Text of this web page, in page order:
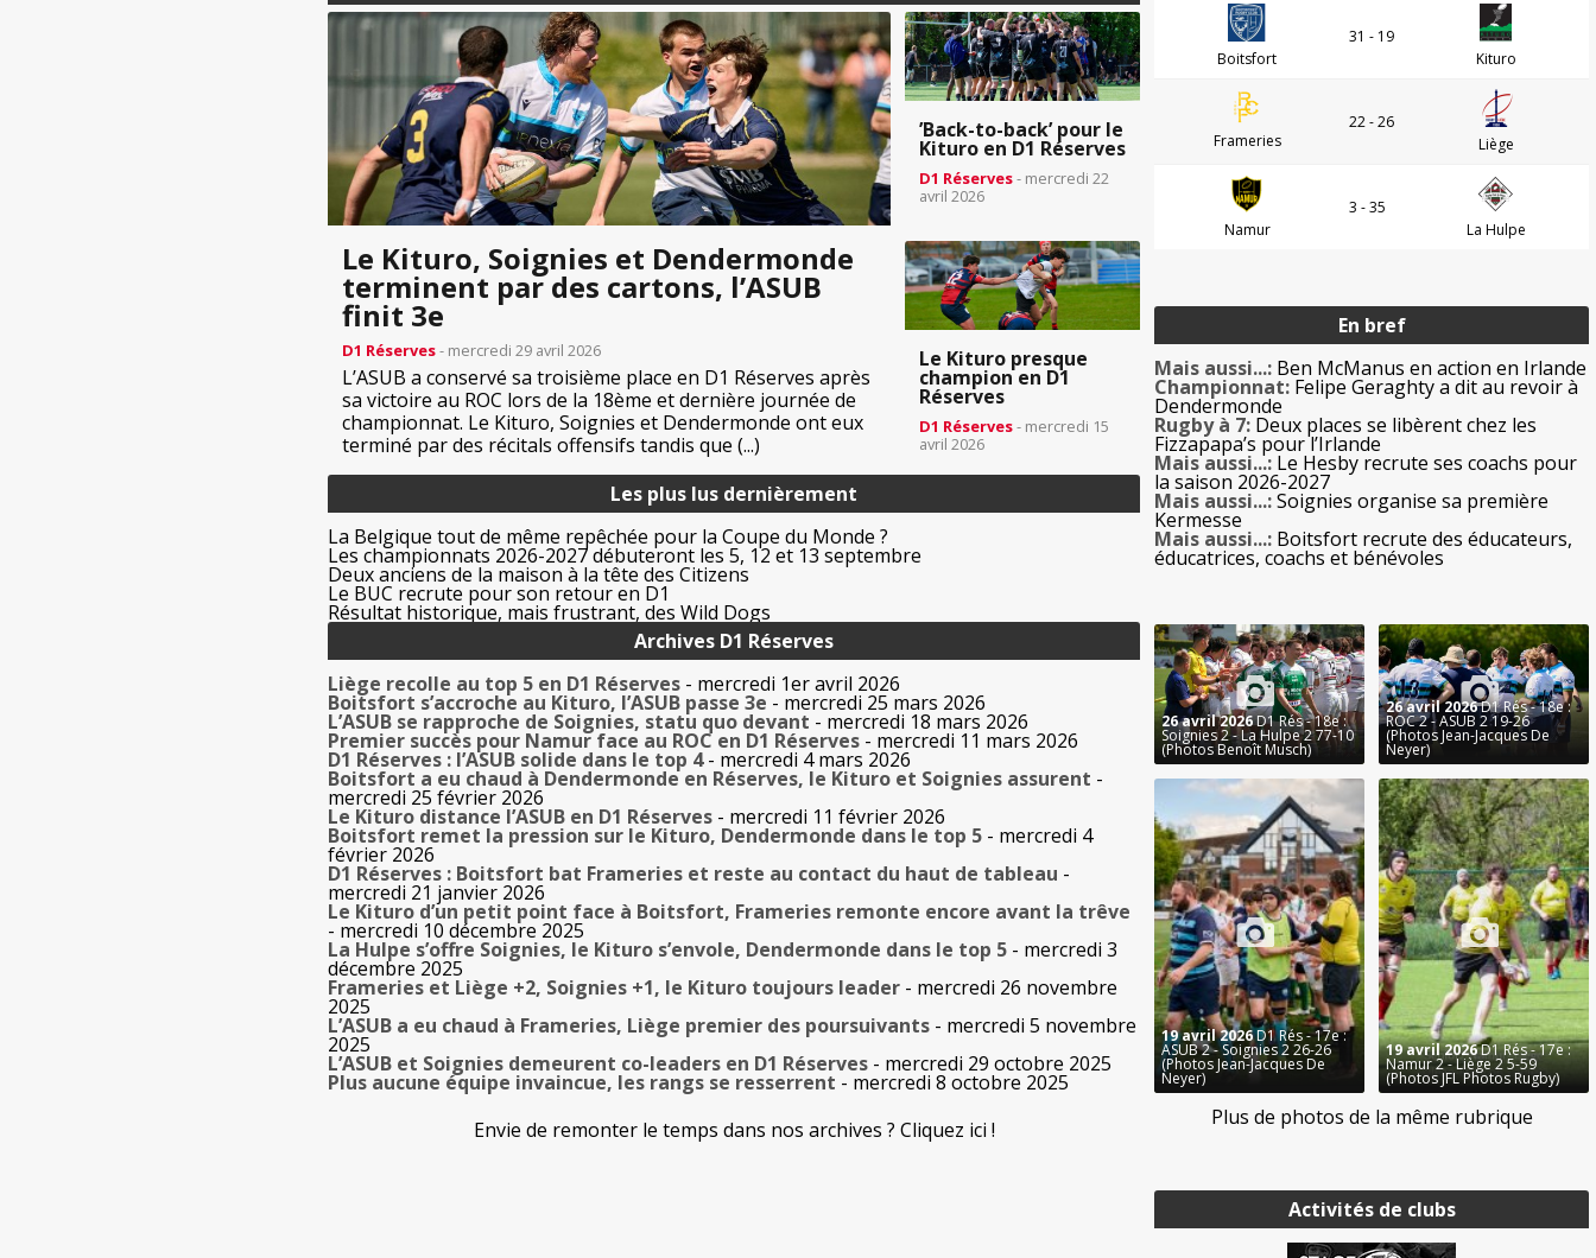
Le Kituro, Soignies et Dendermonde
terminent par des cartons, l’ASUB
finit 3e
D1 Réserves- mercredi 29 avril 2026
L’ASUB a conservé sa troisième place en D1 Réserves après
sa victoire au ROC lors de la 18ème et dernière journée de
championnat. Le Kituro, Soignies et Dendermonde ont eux
terminé par des récitals offensifs tandis que (...)
’Back-to-back’ pour le
Kituro en D1 Réserves
D1 Réserves- mercredi 22
avril 2026
Le Kituro presque
champion en D1
Réserves
D1 Réserves- mercredi 15
avril 2026
Les plus lus dernièrement
La Belgique tout de même repêchée pour la Coupe du Monde ?
Les championnats 2026-2027 débuteront les 5, 12 et 13 septembre
Deux anciens de la maison à la tête des Citizens
Le BUC recrute pour son retour en D1
Résultat historique, mais frustrant, des Wild Dogs
Archives D1 Réserves
Liège recolle au top 5 en D1 Réserves - mercredi 1er avril 2026
Boitsfort s’accroche au Kituro, l’ASUB passe 3e - mercredi 25 mars 2026
L’ASUB se rapproche de Soignies, statu quo devant - mercredi 18 mars 2026
Premier succès pour Namur face au ROC en D1 Réserves - mercredi 11 mars 2026
D1 Réserves : l’ASUB solide dans le top 4- mercredi 4 mars 2026
Boitsfort a eu chaud à Dendermonde en Réserves, le Kituro et Soignies assurent -
mercredi 25 février 2026
Le Kituro distance l’ASUB en D1 Réserves - mercredi 11 février 2026
Boitsfort remet la pression sur le Kituro, Dendermonde dans le top 5 - mercredi 4
février 2026
D1 Réserves : Boitsfort bat Frameries et reste au contact du haut de tableau -
mercredi 21 janvier 2026
Le Kituro d’un petit point face à Boitsfort, Frameries remonte encore avant la trêve
- mercredi 10 décembre 2025
La Hulpe s’offre Soignies, le Kituro s’envole, Dendermonde dans le top 5 - mercredi 3
décembre 2025
Frameries et Liège +2, Soignies +1, le Kituro toujours leader - mercredi 26 novembre
2025
L’ASUB a eu chaud à Frameries, Liège premier des poursuivants - mercredi 5 novembre
2025
L’ASUB et Soignies demeurent co-leaders en D1 Réserves - mercredi 29 octobre 2025
Plus aucune équipe invaincue, les rangs se resserrent - mercredi 8 octobre 2025
Envie de remonter le temps dans nos archives ? Cliquez ici !
Boitsfort
31 - 19
Kituro
Frameries
22 - 26
Liège
Namur
3 - 35
La Hulpe
En bref
Mais aussi...: Ben McManus en action en Irlande
Championnat: Felipe Geraghty a dit au revoir à
Dendermonde
Rugby à 7: Deux places se libèrent chez les
Fizzapapa’s pour l’Irlande
Mais aussi...: Le Hesby recrute ses coachs pour
la saison 2026-2027
Mais aussi...:Soignies organise sa première
Kermesse
Mais aussi...: Boitsfort recrute des éducateurs,
éducatrices, coachs et bénévoles
Activités de clubs
26 avril 2026D1 Rés - 18e :
Soignies 2 - La Hulpe 2 77-10
(Photos Benoît Musch)
26 avril 2026D1 Rés - 18e :
ROC 2 - ASUB 2 19-26
(Photos Jean-Jacques De
Neyer)
19 avril 2026D1 Rés - 17e :
ASUB 2 - Soignies 2 26-26
(Photos Jean-Jacques De
Neyer)
19 avril 2026D1 Rés - 17e :
Namur 2 - Liège 2 5-59
(Photos JFL Photos Rugby)
Plus de photos de la même rubrique